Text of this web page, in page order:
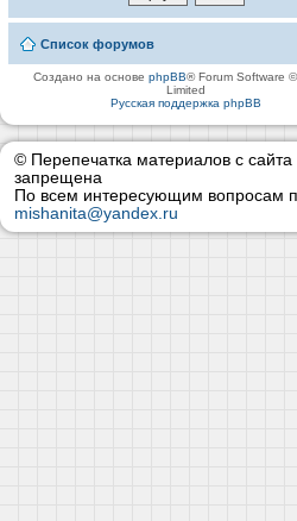
Список форумов
Создано на основеphpBB® Forum Software
Limited
Русская поддержка phpBB
© Перепечатка материалов с сайта
запрещена
По всем интересующим вопросам
mishanita@yandex.ru